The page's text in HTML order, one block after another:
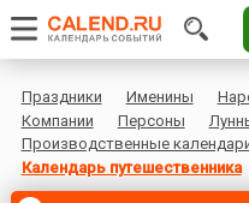
Праздники Именины
Компании
Персоны
Производственные
Календарь путешественника